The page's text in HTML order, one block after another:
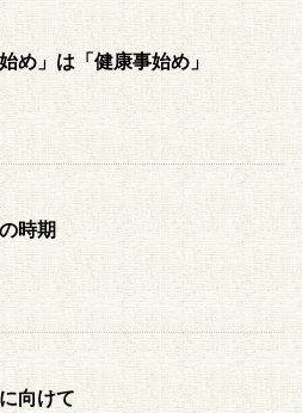
め」は「健康事始め」
時期
向けて